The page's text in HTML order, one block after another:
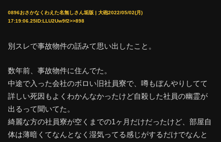
0896おさかなくわえた名無しさん垢版 | 大砲2022/05/02(月)
17:19:06.25ID:LLU2Uw9f2>>898
別スレで事故物件の話みて思い出したこと。
数年前、事故物件に住んでた。
中途で入った会社のボロい旧社員寮で、噂もぼんやりしてて
詳しい死因もよくわかんなかったけど自殺した社員の幽霊が
出るって聞いてた。
綺麗な方の社員寮が空くまでの1ヶ月だけだったけど、部屋自
体は薄暗くてなんとなく湿気ってる感じがするだけでなんと